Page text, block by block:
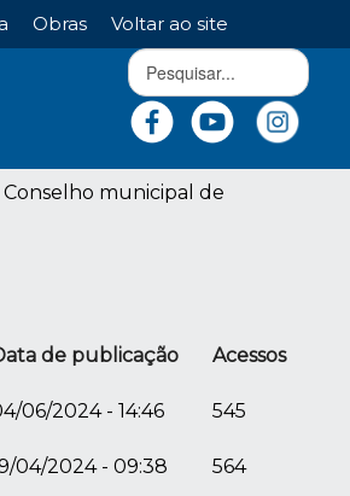
Obras Voltar ao site
Conselho municipal de
de publicação Acessos
06/2024 - 14:46 545
04/2024 - 09:38 564